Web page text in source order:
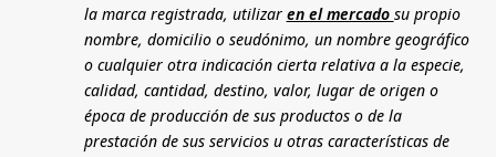
la marca registrada, utilizar en el mercado su propio
nombre, domicilio o seudónimo, un nombre geográfico
o cualquier otra indicación cierta relativa a la especie,
calidad, cantidad, destino, valor, lugar de origen o
época de producción de sus productos o de la
prestación de sus servicios u otras características de